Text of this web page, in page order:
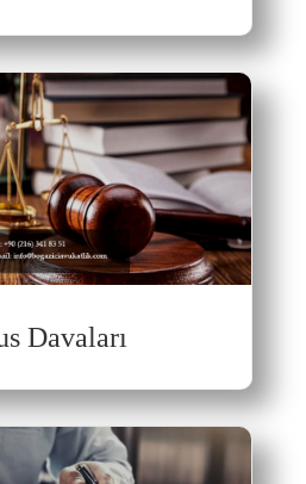
Davaları